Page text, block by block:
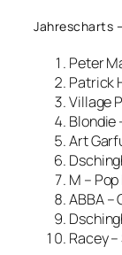
Jahrescharts
Peter
Patrick
Village
Blondie
Art
M –
ABBA –
Racey